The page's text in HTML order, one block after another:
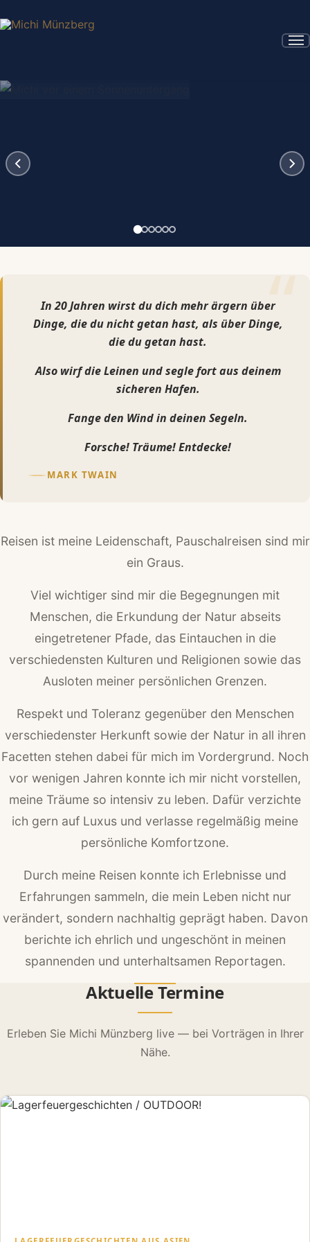
In 20 Jahren wirst du dich mehr ärgern über
Dinge, die du nicht getan hast, als über Dinge,
die du getan hast.
Also wirf die Leinen und segle fort aus deinem
sicheren Hafen.
Fange den Wind in deinen Segeln.
Forsche! Träume! Entdecke!
MARK TWAIN
Reisen ist meine Leidenschaft, Pauschalreisen sind mir
ein Graus.
Viel wichtiger sind mir die Begegnungen mit
Menschen, die Erkundung der Natur abseits
eingetretener Pfade, das Eintauchen in die
verschiedensten Kulturen und Religionen sowie das
Ausloten meiner persönlichen Grenzen.
Respekt und Toleranz gegenüber den Menschen
verschiedenster Herkunft sowie der Natur in all ihren
Facetten stehen dabei für mich im Vordergrund. Noch
vor wenigen Jahren konnte ich mir nicht vorstellen,
meine Träume so intensiv zu leben. Dafür verzichte
ich gern auf Luxus und verlasse regelmäßig meine
persönliche Komfortzone.
Durch meine Reisen konnte ich Erlebnisse und
Erfahrungen sammeln, die mein Leben nicht nur
verändert, sondern nachhaltig geprägt haben. Davon
berichte ich ehrlich und ungeschönt in meinen
spannenden und unterhaltsamen Reportagen.
Aktuelle Termine
Erleben Sie Michi Münzberg live — bei Vorträgen in Ihrer
Nähe.